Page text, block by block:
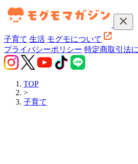
子育て 生活 モグモについて
プライバシーポリシー 特定商取引法
TOP
>
子育て